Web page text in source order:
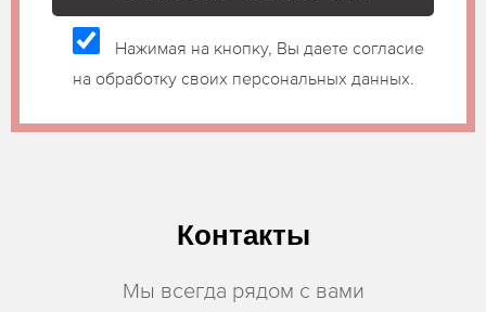
Нажимая на кнопку, Вы даете согласие
на обработку своих персональных данных.
Контакты
Мы всегда рядом с вами